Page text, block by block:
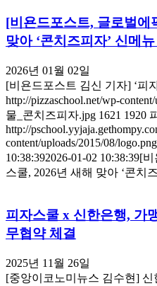
[비욘드포스트, 글로벌에
맞아 ‘콘치즈피자’ 신메뉴
2026년 01월 02일
[비욘드포스트 김신 기자] ‘피
http://pizzaschool.net/wp-
물_콘치즈피자.jpg 1621 1920
http://
content/uploads/2015/08/logo.png
10:38:392026-01-02 10:38:39[비
스쿨, 2026년 새해 맞아 ‘콘치
피자스쿨 x 신한은행, 가
무협약 체결
2025년 11월 26일
[중앙이코노미뉴스 김수현]